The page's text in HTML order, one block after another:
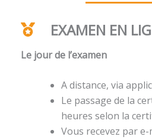
EXAMEN EN
Le jour de l’examen
A distance, via
Le passage de la
heures selon la
Vous recevez par